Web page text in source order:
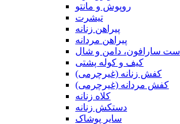
روپوش و مانتو
تیشرت
پیراهن زنانه
پیراهن مردانه
ست سارافون، دامن و شال
کیف و کوله پشتی
کفش زنانه (غیرچرمی)
کفش مردانه (غیرچرمی)
کلاه زنانه
دستکش زنانه
سایر پوشاک